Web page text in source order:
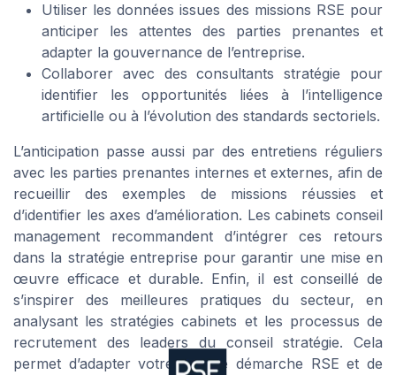
Utiliser les données issues des missions RSE pour
anticiper les attentes des parties prenantes et
adapter la gouvernance de l’entreprise.
Collaborer avec des consultants stratégie pour
identifier les opportunités liées à l’intelligence
artificielle ou à l’évolution des standards sectoriels.
L’anticipation passe aussi par des entretiens réguliers
avec les parties prenantes internes et externes, afin de
recueillir des exemples de missions réussies et
d’identifier les axes d’amélioration. Les cabinets conseil
management recommandent d’intégrer ces retours
dans la stratégie entreprise pour garantir une mise en
œuvre efficace et durable. Enfin, il est conseillé de
s’inspirer des meilleures pratiques du secteur, en
analysant les stratégies cabinets et les processus de
recrutement des leaders du conseil stratégie. Cela
permet d’adapter votre propre démarche RSE et de